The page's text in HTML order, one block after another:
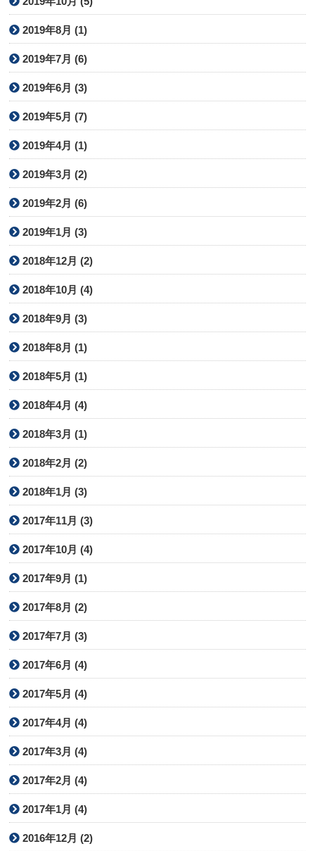
2019年8月 (1)
2019年7月 (6)
2019年6月 (3)
2019年5月 (7)
2019年4月 (1)
2019年3月 (2)
2019年2月 (6)
2019年1月 (3)
2018年12月 (2)
2018年10月 (4)
2018年9月 (3)
2018年8月 (1)
2018年5月 (1)
2018年4月 (4)
2018年3月 (1)
2018年2月 (2)
2018年1月 (3)
2017年11月 (3)
2017年10月 (4)
2017年9月 (1)
2017年8月 (2)
2017年7月 (3)
2017年6月 (4)
2017年5月 (4)
2017年4月 (4)
2017年3月 (4)
2017年2月 (4)
2017年1月 (4)
2016年12月 (2)